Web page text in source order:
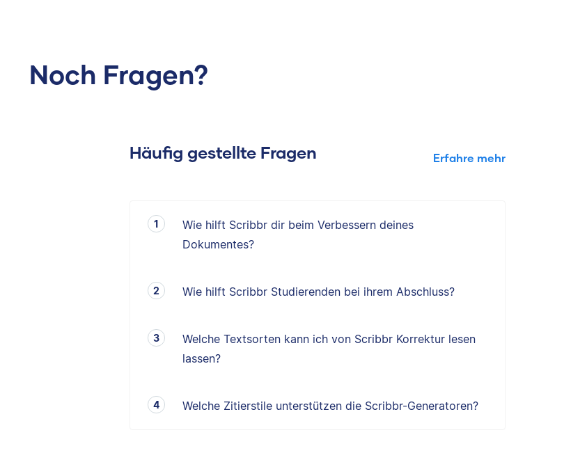
Noch Fragen?
Häufig gestellte Fragen Erfahre mehr
Wie hilft Scribbr dir beim Verbessern deines
Dokumentes?
Wie hilft Scribbr Studierenden bei ihrem Abschluss?
Welche Textsorten kann ich von Scribbr Korrektur lesen
lassen?
Welche Zitierstile unterstützen die Scribbr-Generatoren?